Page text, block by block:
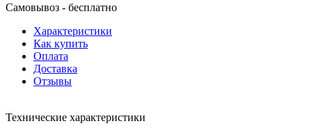
Самовывоз - бесплатно
Характеристики
Как купить
Оплата
Доставка
Отзывы
Технические характеристики